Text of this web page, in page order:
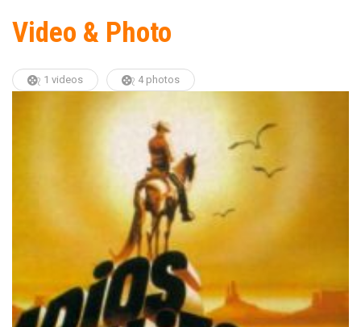
Video & Photo
1 videos 4 photos